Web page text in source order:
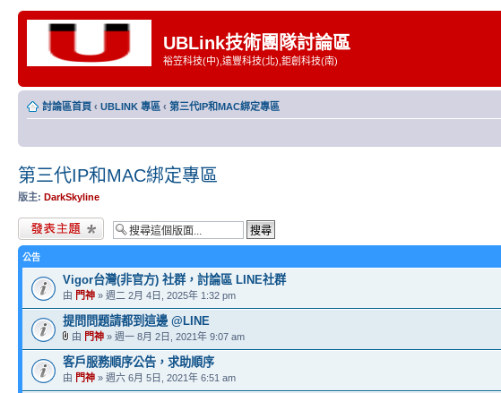
UBLink技術團隊討論區
裕笠科技(中),遠豐科技(北),鉅創科技(南)
討論區首頁 ‹ UBLINK 專區 ‹ 第三代IP和MAC綁定專區
第三代IP和MAC綁定專區
版主: DarkSkyline
發表新主題
公告
Vigor台灣(非官方) 社群，討論區 LINE社群
由 門神 » 週二 2月 4日, 2025年 1:32 pm
提問問題請都到這邊 @LINE
由 門神 » 週一 8月 2日, 2021年 9:07 am
客戶服務順序公告，求助順序
由 門神 » 週六 6月 5日, 2021年 6:51 am